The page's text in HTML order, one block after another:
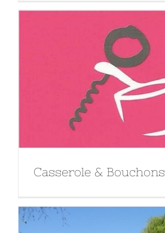
Casserole & Bouchons